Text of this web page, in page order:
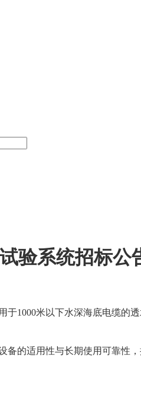
验系统招标公
1000米以下水深海底电缆的
的适用性与长期使用可靠性